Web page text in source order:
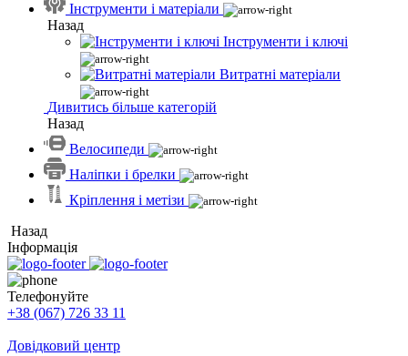
Інструменти і матеріали
Назад
Інструменти і ключі
Витратні матеріали
Дивитись більше категорій
Назад
Велосипеди
Наліпки і брелки
Кріплення і метізи
Назад
Інформація
Телефонуйте
+38 (067) 726 33 11
Довідковий центр